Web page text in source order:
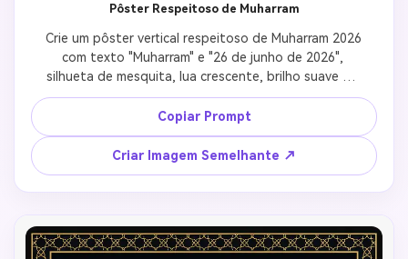
Pôster Respeitoso de Muharram
Crie um pôster vertical respeitoso de Muharram 2026
com texto "Muharram" e "26 de junho de 2026",
silhueta de mesquita, lua crescente, brilho suave de
lanterna, fundo de padrão islâmico preto e
dourado, clima calmo de lembrança, espaço de
tipografia elegante, sem sangue, sem violência
gráfica.
Copiar Prompt
Criar Imagem Semelhante ↗